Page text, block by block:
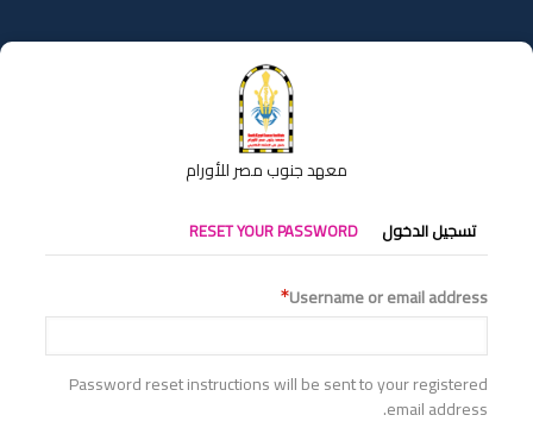
إلى
المحتوى
معهد جنوب مصر للأورام
التبويبات
الأساسية
تسجيل الدخول RESET YOUR PASSWORD
Username or email address
Password reset instructions will be sent to your registered
email address.